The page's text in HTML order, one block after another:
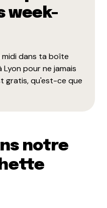
week-
midi dans ta boîte
pour ne jamais
gratis, qu'est-ce que
notre